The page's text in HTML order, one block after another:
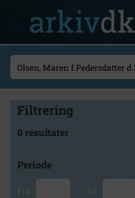
Filtrering
0 resultater
Periode
Fra Til